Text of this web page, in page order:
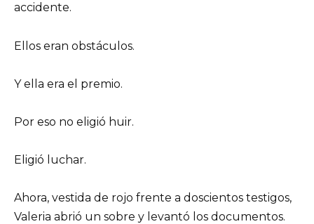
accidente.
Ellos eran obstáculos.
Y ella era el premio.
Por eso no eligió huir.
Eligió luchar.
Ahora, vestida de rojo frente a doscientos testigos,
Valeria abrió un sobre y levantó los documentos.